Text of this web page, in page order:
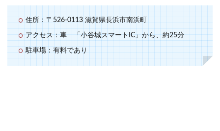
住所：〒526-0113 滋賀県長浜市南浜町
アクセス：車 「小谷城スマートIC」から、約25分
駐車場：有料であり